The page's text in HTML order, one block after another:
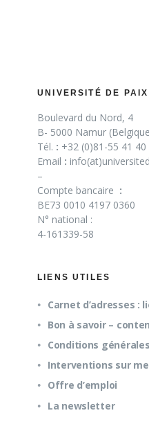
UNIVERSITÉ DE PAIX
Boulevard du Nord, 4
B- 5000 Namur
Tél. : +32 (0)81-55 41 40
Email :
–
Compte bancaire :
BE73 0010 4197 0360
N° national :
4-161339-58
LIENS UTILES
Carnet d’adresses :
Bon à savoir –
Conditions
Interventions sur
Offre d’emploi
La newsletter